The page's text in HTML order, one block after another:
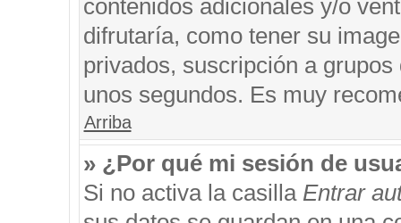
contenidos adicionales y/o
difrutaría, como tener su
privados, suscripción a
unos segundos. Es muy
Arriba
» ¿Por qué mi sesión de
Si no activa la casilla Entrar